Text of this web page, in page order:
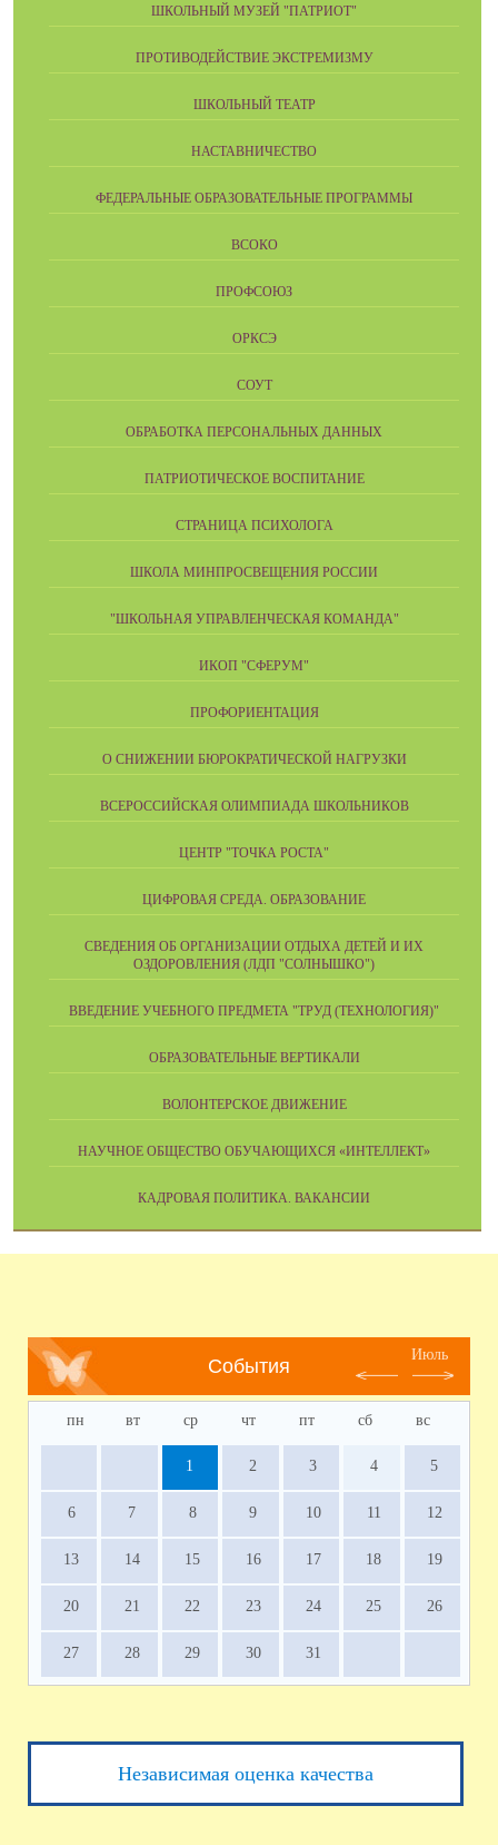
ШКОЛЬНЫЙ МУЗЕЙ "ПАТРИОТ"
ПРОТИВОДЕЙСТВИЕ ЭКСТРЕМИЗМУ
ШКОЛЬНЫЙ ТЕАТР
НАСТАВНИЧЕСТВО
ФЕДЕРАЛЬНЫЕ ОБРАЗОВАТЕЛЬНЫЕ ПРОГРАММЫ
ВСОКО
ПРОФСОЮЗ
ОРКСЭ
СОУТ
ОБРАБОТКА ПЕРСОНАЛЬНЫХ ДАННЫХ
ПАТРИОТИЧЕСКОЕ ВОСПИТАНИЕ
СТРАНИЦА ПСИХОЛОГА
ШКОЛА МИНПРОСВЕЩЕНИЯ РОССИИ
"ШКОЛЬНАЯ УПРАВЛЕНЧЕСКАЯ КОМАНДА"
ИКОП "СФЕРУМ"
ПРОФОРИЕНТАЦИЯ
О СНИЖЕНИИ БЮРОКРАТИЧЕСКОЙ НАГРУЗКИ
ВСЕРОССИЙСКАЯ ОЛИМПИАДА ШКОЛЬНИКОВ
ЦЕНТР "ТОЧКА РОСТА"
ЦИФРОВАЯ СРЕДА. ОБРАЗОВАНИЕ
СВЕДЕНИЯ ОБ ОРГАНИЗАЦИИ ОТДЫХА ДЕТЕЙ И ИХ
ОЗДОРОВЛЕНИЯ (ЛДП "СОЛНЫШКО")
ВВЕДЕНИЕ УЧЕБНОГО ПРЕДМЕТА "ТРУД (ТЕХНОЛОГИЯ)"
ОБРАЗОВАТЕЛЬНЫЕ ВЕРТИКАЛИ
ВОЛОНТЕРСКОЕ ДВИЖЕНИЕ
НАУЧНОЕ ОБЩЕСТВО ОБУЧАЮЩИХСЯ «ИНТЕЛЛЕКТ»
КАДРОВАЯ ПОЛИТИКА. ВАКАНСИИ
События
Июль
пн вт ср чт пт сб вс
1 2 3 4 5
6 7 8 9 10 11 12
13 14 15 16 17 18 19
20 21 22 23 24 25 26
27 28 29 30 31
Независимая оценка качества